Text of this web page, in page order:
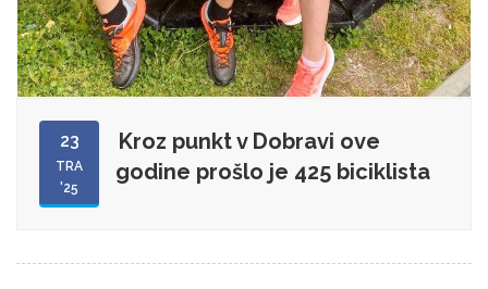
23
TRA
'25
Kroz punkt v Dobravi ove
godine prošlo je 425 biciklista